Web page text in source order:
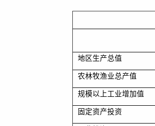
地区生产总值
农林牧渔业总产值
规模以上工业增加值
固定资产投资